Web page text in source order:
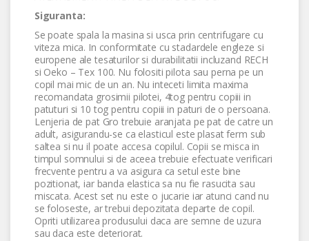
Siguranta:
Se poate spala la masina si usca prin centrifugare cu
viteza mica. In conformitate cu stadardele engleze si
europene ale tesaturilor si durabilitatii incluzand RECH
si Oeko – Tex 100. Nu folositi pilota sau perna pe un
copil mai mic de un an. Nu inteceti limita maxima
recomandata grosimii pilotei, 4tog pentru copiii in
patuturi si 10 tog pentru copiii in paturi de o persoana.
Lenjeria de pat Gro trebuie aranjata pe pat de catre un
adult, asigurandu-se ca elasticul este plasat ferm sub
saltea si nu il poate accesa copilul. Copii se misca in
timpul somnului si de aceea trebuie efectuate verificari
frecvente pentru a va asigura ca setul este bine
pozitionat, iar banda elastica sa nu fie rasucita sau
miscata. Acest set nu este o jucarie iar atunci cand nu
se foloseste, ar trebui depozitata departe de copil.
Opriti utilizarea produsului daca are semne de uzura
sau daca este deteriorat.